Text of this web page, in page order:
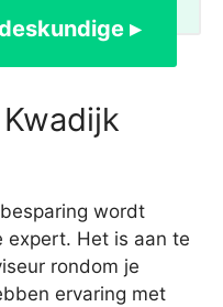
▸
wordt
expert. Het is aan te
rondom je
ervaring met